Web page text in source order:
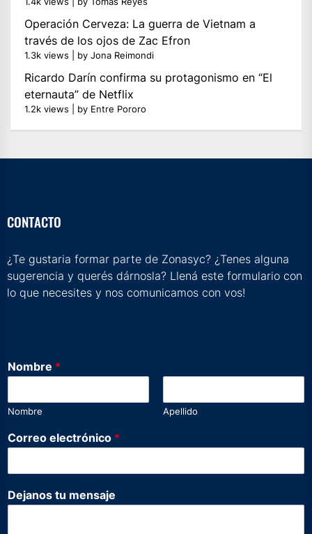
Operación Cerveza: La guerra de Vietnam a
través de los ojos de Zac Efron
1.3k views by Jona Reimondi
Ricardo Darín confirma su protagonismo en “El
eternauta” de Netflix
1.2k views by Entre Pororo
CONTACTO
¿Te gustaria formar parte de Zonasyc? ¿Tenes alguna
sugerencia y querés dárnosla? Llená este formulario con
lo que necesites y nos comunicamos con vos!
D
e
a
n
s
C
r
Nombre *
Nombre Apellido
Correo electrónico *
Dejanos tu mensaje